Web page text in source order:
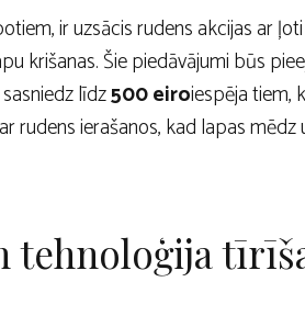
ir uzsācis rudens akcijas ar
krišanas. Šie piedāvājumi būs
līdz500 eiroiespēja tiem,
rudens ierašanos, kad lapas mēdz
tehnoloģija